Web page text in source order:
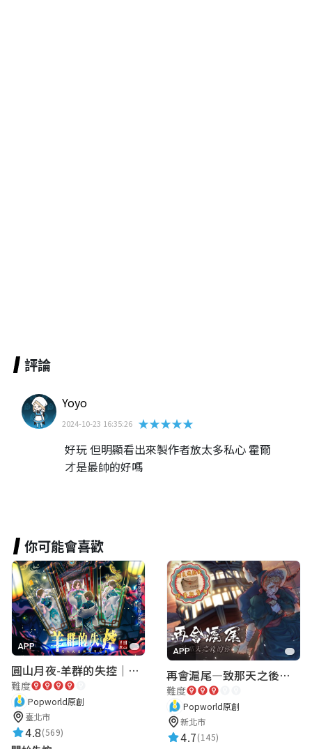
評論
Yoyo
2024-10-23 16:35:26 ★★★★★
好玩 但明顯看出來製作者放太多私心 霍爾
才是最帥的好嗎
你可能會喜歡
APP
圓山月夜-羊群的失控｜圓山飯店 ARG實境解謎遊戲
難度
Popworld原創
臺北市
4.8(569)
APP
再會滬尾—致那天之後的你｜淡水老街實境遊戲｜實體遊戲盒
難度
Popworld原創
新北市
4.7(145)